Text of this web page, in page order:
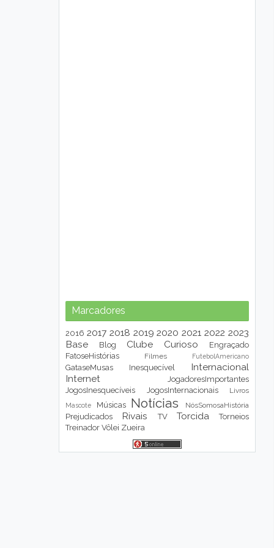
Marcadores
2016 2017 2018 2019 2020 2021 2022 2023
Base
Blog Clube Curioso
Engraçado
FatoseHistórias
Filmes FutebolAmericano
GataseMusas Inesquecível
Internacional
Internet
JogadoresImportantes
JogosInesquecíveis
JogosInternacionais Livros
Mascote Músicas Notícias NósSomosaHistória
Prejudicados Rivais TV Torcida
Torneios
Treinador Vôlei Zueira